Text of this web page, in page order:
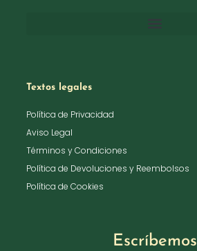
Textos legales
Política de Privacidad
Aviso Legal
Términos y Condiciones
Política de Devoluciones y Reembolsos
Política de Cookies
Escríbemos